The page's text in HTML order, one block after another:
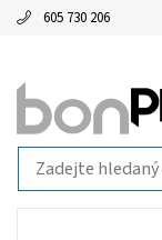
605 730 206